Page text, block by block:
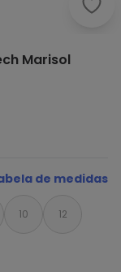
Marisol
de medidas
10 12